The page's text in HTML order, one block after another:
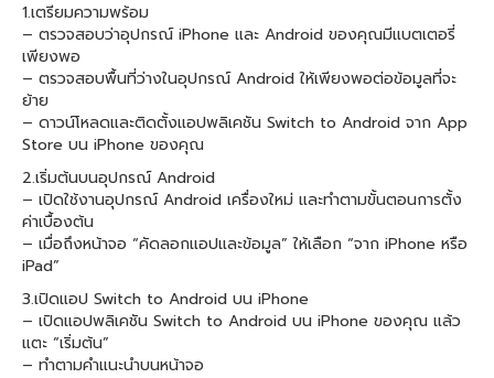
1.เตรียมความพร้อม
– ตรวจสอบว่าอุปกรณ์ iPhone และ Android ของคุณมีแบตเตอรี่
เพียงพอ
– ตรวจสอบพื้นที่ว่างในอุปกรณ์ Android ให้เพียงพอต่อข้อมูลที่จะ
ย้าย
– ดาวน์โหลดและติดตั้งแอปพลิเคชัน Switch to Android จาก App
Store บน iPhone ของคุณ
2.เริ่มต้นบนอุปกรณ์ Android
– เปิดใช้งานอุปกรณ์ Android เครื่องใหม่ และทำตามขั้นตอนการตั้ง
ค่าเบื้องต้น
– เมื่อถึงหน้าจอ “คัดลอกแอปและข้อมูล” ให้เลือก “จาก iPhone หรือ
iPad”
3.เปิดแอป Switch to Android บน iPhone
– เปิดแอปพลิเคชัน Switch to Android บน iPhone ของคุณ แล้ว
แตะ “เริ่มต้น”
– ทำตามคำแนะนำบนหน้าจอ